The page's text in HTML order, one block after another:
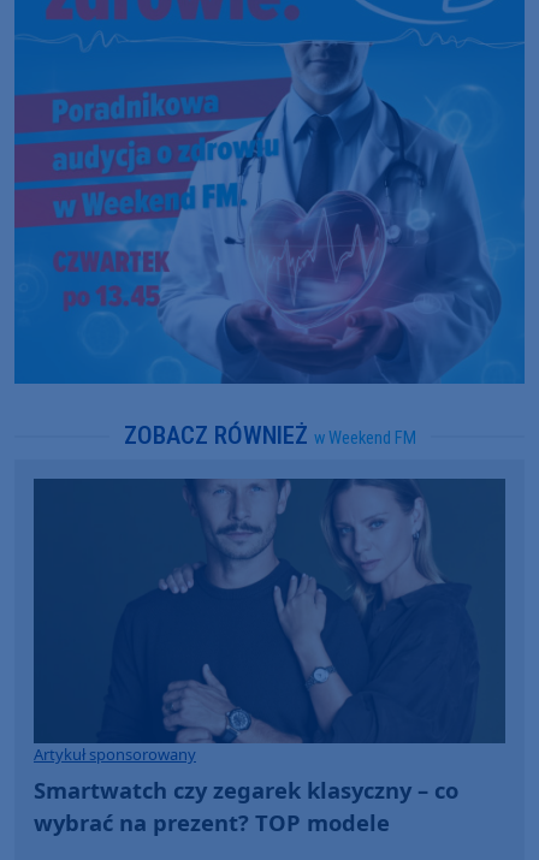
ZOBACZ RÓWNIEŻ w Weekend FM
Artykuł sponsorowany
Smartwatch czy zegarek klasyczny – co
wybrać na prezent? TOP modele